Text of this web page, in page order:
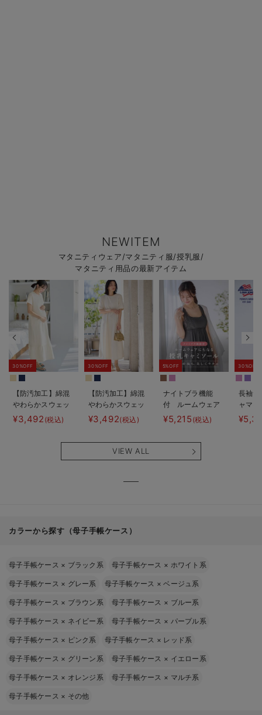
NEWITEM
マタニティウェア/マタニティ服/授乳服/
マタニティ用品の最新アイテム
30%OFF
【防汚加工】綿混
やわらかスウェッ
ト半袖ティアード
ネグリジェ マタ
¥3,492 (税込)
30%OFF
【防汚加工】綿混
やわらかスウェッ
ト半袖フレアワン
ピース マタニテ
も長く使える】
¥3,492(税込)
5%OFF
ナイトブラ機能
付 ルームウェア
にもなる授乳キャ
ミソール
¥5,215 (税込)
30%OFF
長袖サ
ャマ
ェー
VIEW ALL
カラーから探す（母子手帳ケース）
母子手帳ケース × ブラック系 母子手帳ケース × ホワイト系
母子手帳ケース × グレー系 母子手帳ケース ×ベージュ系
母子手帳ケース × ブラウン系 母子手帳ケース × ブルー系
母子手帳ケース × ネイビー系 母子手帳ケース × パープル系
母子手帳ケース × ピンク系 母子手帳ケース × レッド系
母子手帳ケース × グリーン系 母子手帳ケース × イエロー系
母子手帳ケース × オレンジ系 母子手帳ケース × マルチ系
母子手帳ケース × その他